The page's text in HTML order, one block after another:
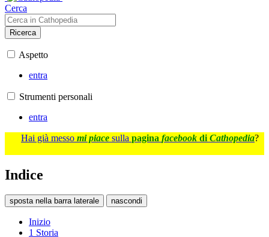
Cerca
Ricerca
Aspetto
entra
Strumenti personali
entra
Hai già messo mi piace sulla pagina facebook di Cathopedia?
Indice
sposta nella barra laterale nascondi
Inizio
1 Storia